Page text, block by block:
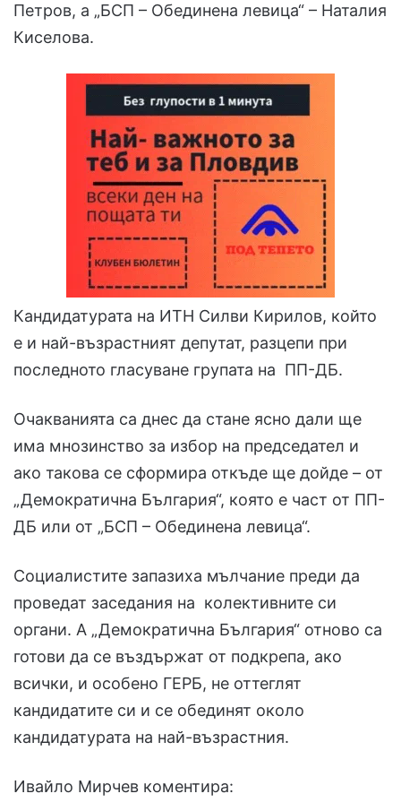
Петров, а „БСП – Обединена левица“ – Наталия
Киселова.
Кандидатурата на ИТН Силви Кирилов, който
е и най-възрастният депутат, разцепи при
последното гласуване групата на ПП-ДБ.
Очакванията са днес да стане ясно дали ще
има мнозинство за избор на председател и
ако такова се сформира откъде ще дойде – от
„Демократична България“, която е част от ПП-
ДБ или от „БСП – Обединена левица“.
Социалистите запазиха мълчание преди да
проведат заседания на колективните си
органи. А „Демократична България“ отново са
готови да се въздържат от подкрепа, ако
всички, и особено ГЕРБ, не оттеглят
кандидатите си и се обединят около
кандидатурата на най-възрастния.
Ивайло Мирчев коментира: